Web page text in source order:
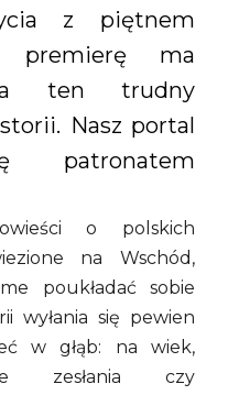
z piętnem
premierę ma
ten trudny
Nasz portal
patronatem
o polskich
na Wschód,
poukładać sobie
wyłania się pewien
w głąb: na wiek,
zesłania czy